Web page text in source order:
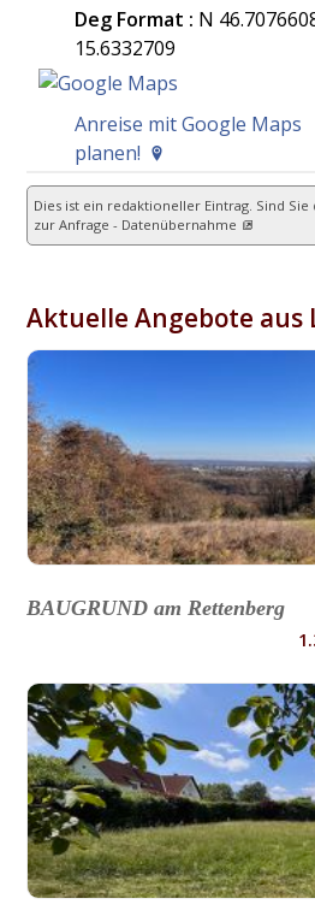
Deg Format : N
15.6332709
Anreise mit Google Maps
planen!
Dies ist ein redaktioneller Eintrag. Sind Sie
zur Anfrage - Datenübernahme
Aktuelle Angebote aus
BAUGRUND am Rettenberg